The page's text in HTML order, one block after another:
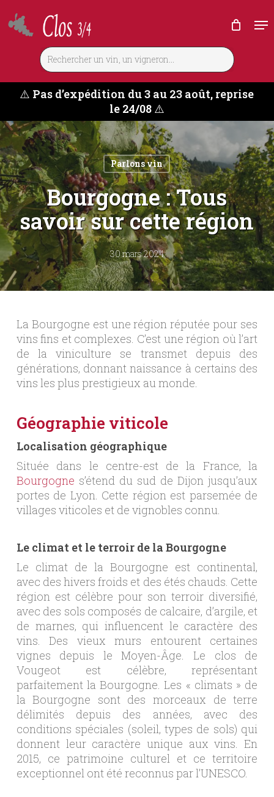
to
main
⚠️ Pas d’expédition du 3 au 23 août, reprise
le 24/08⚠️
Parlons vin
Bourgogne : Tous
savoir sur cette région
30 mars 2024
La Bourgogne est une région réputée pour ses
vins fins et complexes. C’est une région où l’art
de la viniculture se transmet depuis des
générations, donnant naissance à certains des
vins les plus prestigieux au monde.
Géographie viticole
Localisation géographique
Située dans le centre-est de la France, la
Bourgogne s’étend du sud de Dijon jusqu’aux
portes de Lyon. Cette région est parsemée de
villages viticoles et de vignobles connu.
Le climat et le terroir de la Bourgogne
Le climat de la Bourgogne est continental,
avec des hivers froids et des étés chauds. Cette
région est célèbre pour son terroir diversifié,
avec des sols composés de calcaire, d’argile, et
de marnes, qui influencent le caractère des
vins. Des vieux murs entourent certaines
vignes depuis le Moyen-Âge. Le clos de
Vougeot est célèbre, représentant
parfaitement la Bourgogne. Les « climats » de
la Bourgogne sont des morceaux de terre
délimités depuis des années, avec des
conditions spéciales (soleil, types de sols) qui
donnent leur caractère unique aux vins. En
2015, ce patrimoine culturel et ce territoire
exceptionnel ont été reconnus par l’UNESCO.